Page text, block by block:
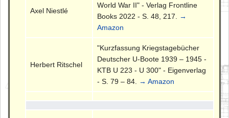
Axel Niestlé
World War II" - Verlag Frontline
Books 2022 - S. 48, 217.
→
Amazon
Herbert Ritschel
"Kurzfassung Kriegstagebücher
Deutscher U-Boote 1939 – 1945 -
KTB U 223 - U 300" - Eigenverlag
- S. 79 – 84.
→ Amazon